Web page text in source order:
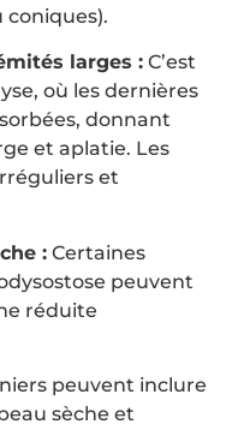
larges :C’est
où les dernières
donnant
et aplatie. Les
et
:Certaines
peuvent
réduite
peuvent inclure
sèche et